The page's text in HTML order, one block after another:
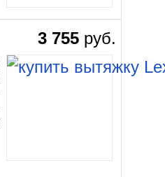
3 755 руб.